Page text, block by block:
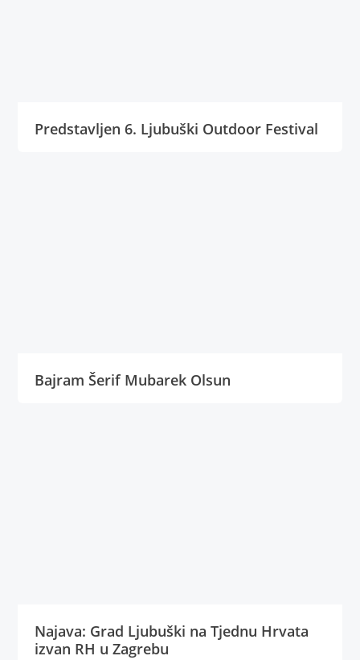
Predstavljen 6. Ljubuški Outdoor Festival
Bajram Šerif Mubarek Olsun
Najava: Grad Ljubuški na Tjednu Hrvata
izvan RH u Zagrebu